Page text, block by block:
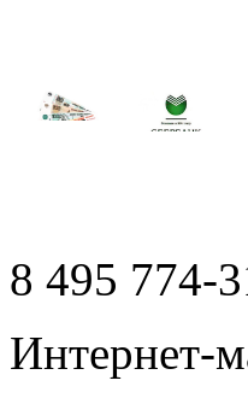
8 495 774-
Интернет-